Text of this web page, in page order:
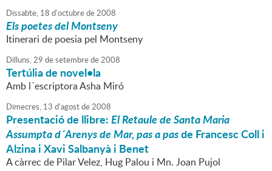
Dissabte, 18 d'octubrede2008
Els poetes del Montseny
Itinerari de poesia pel Montseny
Dilluns,29 desetembrede2008
Tertúlia de novel•la
Amb l´escriptora Asha Miró
Dimecres, 13 d'agostde2008
Presentació de llibre:El Retaule de Santa Maria
Assumpta d´Arenys de Mar, pas a pasde Francesc Coll i
Alzina i Xavi Salbanyà i Benet
A càrrec de Pilar Velez, Hug Palou i Mn. Joan Pujol